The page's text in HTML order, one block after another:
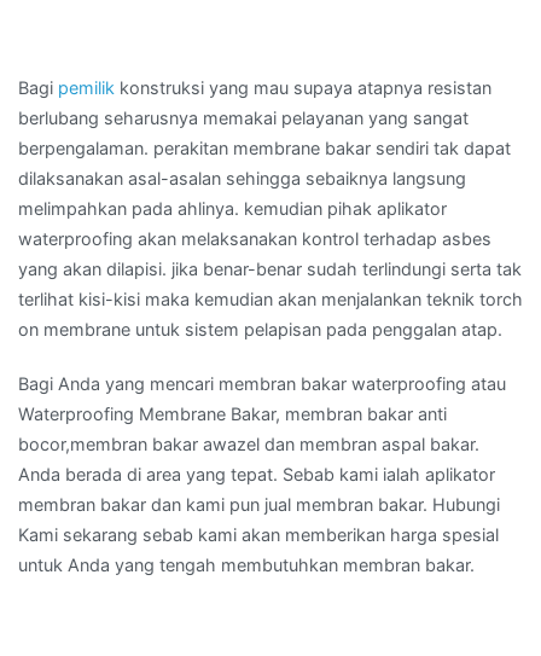
Bagi pemilik konstruksi yang mau supaya atapnya resistan
berlubang seharusnya memakai pelayanan yang sangat
berpengalaman. perakitan membrane bakar sendiri tak dapat
dilaksanakan asal-asalan sehingga sebaiknya langsung
melimpahkan pada ahlinya. kemudian pihak aplikator
waterproofing akan melaksanakan kontrol terhadap asbes
yang akan dilapisi. jika benar-benar sudah terlindungi serta tak
terlihat kisi-kisi maka kemudian akan menjalankan teknik torch
on membrane untuk sistem pelapisan pada penggalan atap.
Bagi Anda yang mencari membran bakar waterproofing atau
Waterproofing Membrane Bakar, membran bakar anti
bocor,membran bakar awazel dan membran aspal bakar.
Anda berada di area yang tepat. Sebab kami ialah aplikator
membran bakar dan kami pun jual membran bakar. Hubungi
Kami sekarang sebab kami akan memberikan harga spesial
untuk Anda yang tengah membutuhkan membran bakar.